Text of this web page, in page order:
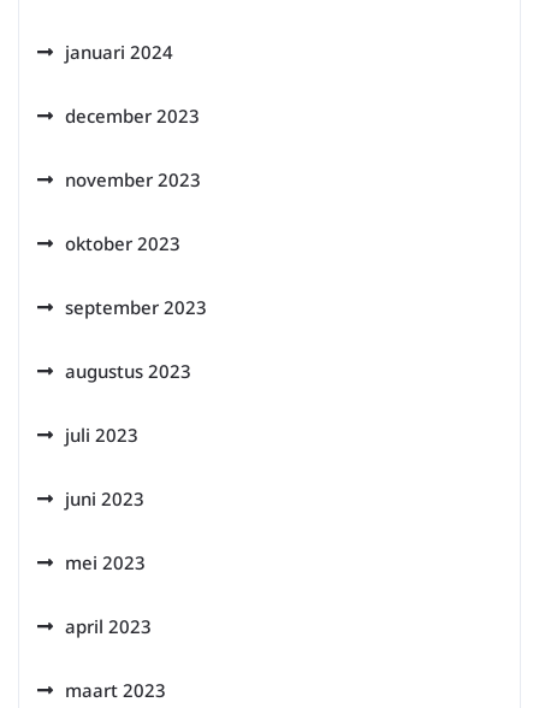
januari 2024
december 2023
november 2023
oktober 2023
september 2023
augustus 2023
juli 2023
juni 2023
mei 2023
april 2023
maart 2023